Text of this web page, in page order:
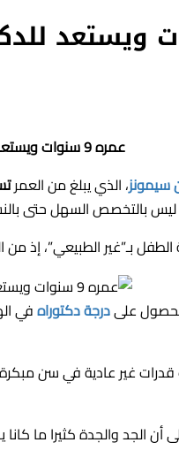
عمره 9 سنوات ويستعد للدكتوراه بالهندسة .. الطفل المعجزة
سيمونز، الذي يبلغ من العمر
بالتخصص السهل حتى
بـ”غير الطبيعي”، إذ
علىدرجة دكتوراهفي
قدرات غير عادية في سن
أن الجد والجدة كثيرا ما